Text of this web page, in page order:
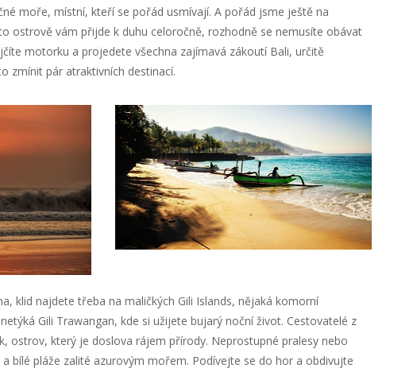
moře, místní, kteří se pořád usmívají. A pořád jsme ještě na
ostrově vám přijde k duhu celoročně, rozhodně se nemusíte obávat
motorku a projedete všechna zajímavá zákoutí Bali, určitě
zmínit pár atraktivních destinací.
klid najdete třeba na maličkých Gili Islands, nějaká komorní
Gili Trawangan, kde si užijete bujarý noční život. Cestovatelé z
ostrov, který je doslova rájem přírody. Neprostupné pralesy nebo
bílé pláže zalité azurovým mořem. Podívejte se do hor a obdivujte